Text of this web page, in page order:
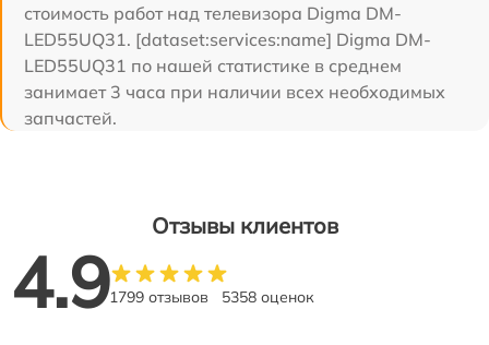
стоимость работ над телевизора Digma DM-
LED55UQ31. [dataset:services:name] Digma DM-
LED55UQ31 по нашей статистике в среднем
занимает 3 часа при наличии всех необходимых
запчастей.
Отзывы клиентов
4.91799 отзывов 5358 оценок